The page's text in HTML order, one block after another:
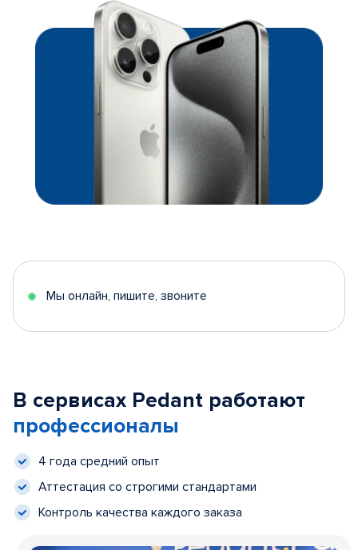
Мы онлайн, пишите, звоните
В сервисах Pedant работают
профессионалы
4 года средний опыт
Аттестация со строгими стандартами
Контроль качества каждого заказа